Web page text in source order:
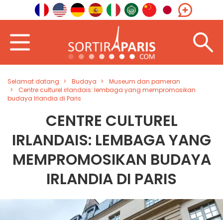
Selamat datang Budaya
Museum dan pameran
Centre culturel irlandais: lembaga yang mempromosikan
budaya Irlandia di Paris
CENTRE CULTUREL
IRLANDAIS: LEMBAGA YANG
MEMPROMOSIKAN BUDAYA
IRLANDIA DI PARIS